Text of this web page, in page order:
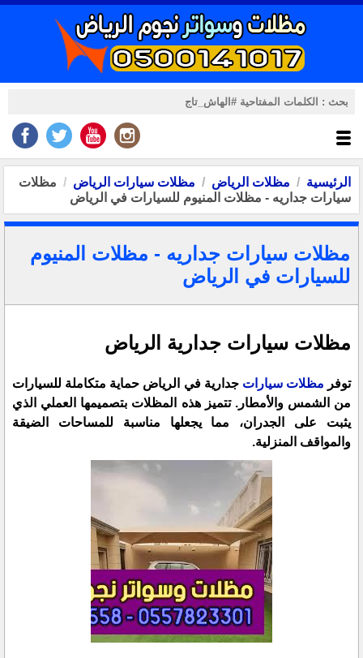
الرئيسية مظلات الرياض مظلات سيارات الرياض
مظلات
سيارات جداريه - مظلات المنيوم للسيارات في الرياض
مظلات سيارات جداريه - مظلات المنيوم
للسيارات في الرياض
مظلات سيارات جدارية الرياض
توفر مظلات سيارات جدارية في الرياض حماية متكاملة للسيارات
من الشمس والأمطار. تتميز هذه المظلات بتصميمها العملي الذي
يثبت على الجدران، مما يجعلها مناسبة للمساحات الضيقة
والمواقف المنزلية.